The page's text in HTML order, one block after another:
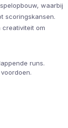
waarbij
scoringskansen.
om
runs.